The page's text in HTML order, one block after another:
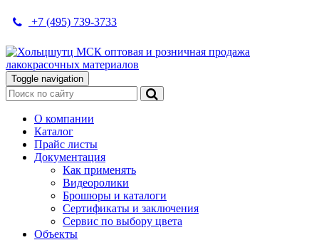
+7 (495) 739-3733
Toggle navigation
О компании
Каталог
Прайс листы
Документация
Как применять
Видеоролики
Брошюры и каталоги
Сертификаты и заключения
Сервис по выбору цвета
Объекты